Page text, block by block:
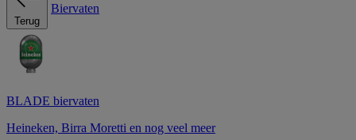
Terug
Biervaten
BLADE biervaten
Heineken, Birra Moretti en nog veel meer